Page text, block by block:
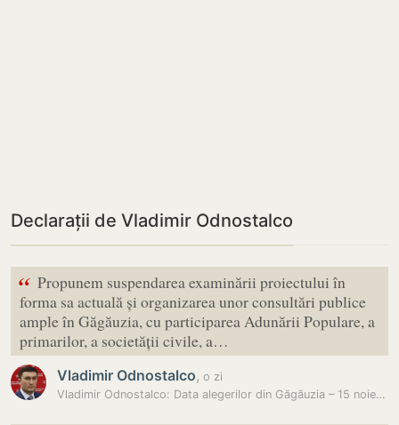
Declarații de Vladimir Odnostalco
“ Propunem suspendarea examinării proiectului în
forma sa actuală și organizarea unor consultări publice
ample în Găgăuzia, cu participarea Adunării Populare, a
primarilor, a societății civile, a…
Vladimir Odnostalco, o zi
Vladimir Odnostalco: Data alegerilor din Găgăuzia – 15 noiembrie, nu…